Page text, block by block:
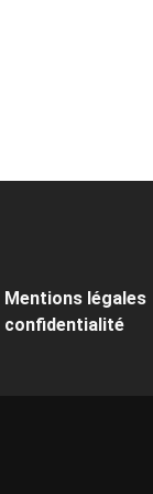
Mentions légales
confidentialité